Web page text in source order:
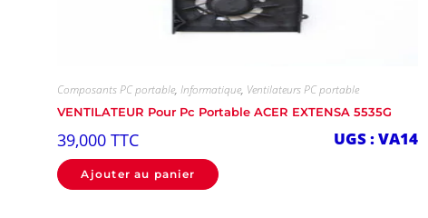
UGS : VA14
Composants PC portable,Informatique, Ventilateurs PC portable
VENTILATEUR Pour Pc Portable ACER EXTENSA 5535G
39,000TTC
Ajouter au panier